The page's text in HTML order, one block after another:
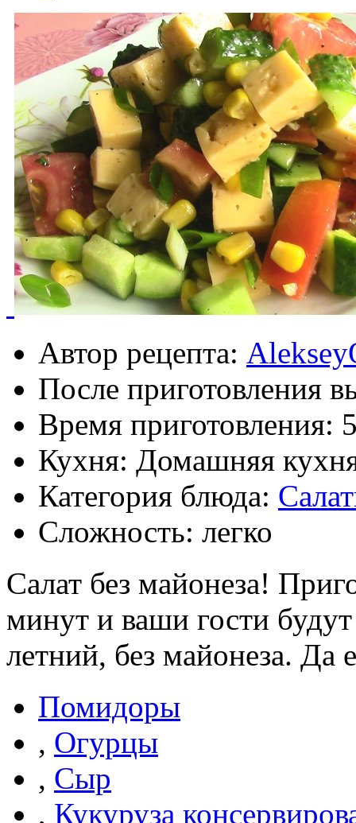
Автор рецепта:
После приготовления
Время приготовления:
Кухня: Домашняя
Категория блюда:
Сложность: легко
Салат без майонеза!
минут и ваши гости
летний, без майонеза.
Помидоры
, Огурцы
, Сыр
, Кукуруза